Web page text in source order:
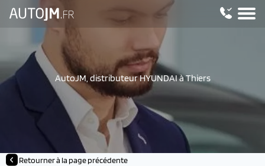
AutoJM, distributeur HYUNDAI à Thiers
Retourner à la page précédente